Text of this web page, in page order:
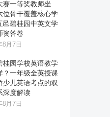
赛一等奖教师坐
位骨干覆盖核心学
邑碧桂园中英文学
资答卷
8月7日
桂园学校英语教学
？一年级全英授课
少儿英语考点的双
深度解读
8月7日